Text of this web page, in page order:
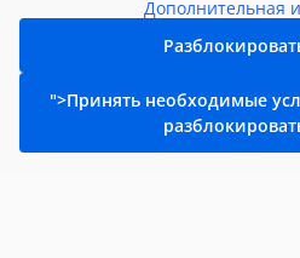
Дополнительная
">Принять необходимые